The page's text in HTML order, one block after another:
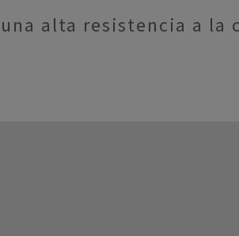
alta resistencia a la